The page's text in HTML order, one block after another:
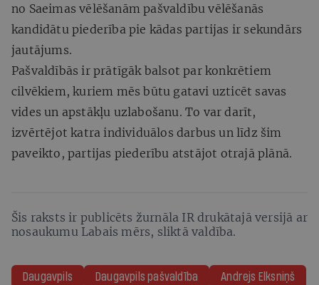
no Saeimas vēlēšanām pašvaldību vēlēšanās
kandidātu piederība pie kādas partijas ir sekundārs
jautājums.
Pašvaldībās ir prātīgāk balsot par konkrētiem
cilvēkiem, kuriem mēs būtu gatavi uzticēt savas
vides un apstākļu uzlabošanu. To var darīt,
izvērtējot katra individuālos darbus un līdz šim
paveikto, partijas piederību atstājot otrajā plānā.
Šis raksts ir publicēts žurnāla IR drukātajā versijā ar
nosaukumu Labais mērs, sliktā valdība.
Daugavpils Daugavpils pašvaldība
Andrejs Elksniņš